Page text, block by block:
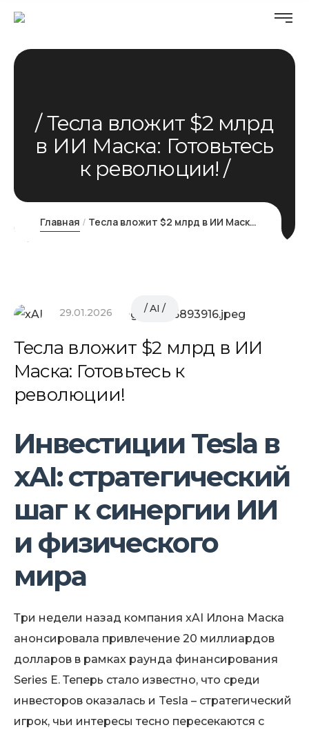
Тесла вложит $2 млрд
в ИИ Маска: Готовьтесь
к революции!
Главная Тесла вложит $2 млрд в ИИ Маска: Готовьтесь к революции!
29.01.2026 AI
Тесла вложит $2 млрд в ИИ
Маска: Готовьтесь к
революции!
Инвестиции Tesla в
xAI: стратегический
шаг к синергии ИИ
и физического
мира
Три недели назад компания xAI Илона Маска
анонсировала привлечение 20 миллиардов
долларов в рамках раунда финансирования
Series E. Теперь стало известно, что среди
инвесторов оказалась и Tesla – стратегический
игрок, чьи интересы тесно пересекаются с